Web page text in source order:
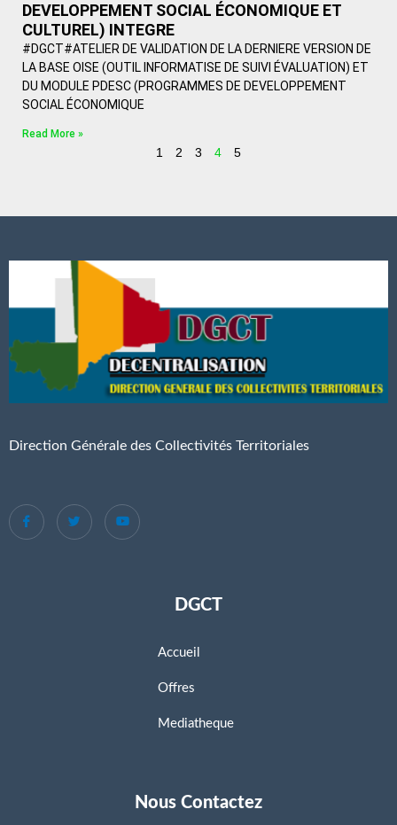
DEVELOPPEMENT SOCIAL ÉCONOMIQUE ET
CULTUREL) INTEGRE
#DGCT#ATELIER DE VALIDATION DE LA DERNIERE VERSION DE
LA BASE OISE (OUTIL INFORMATISE DE SUIVI ÉVALUATION) ET
DU MODULE PDESC (PROGRAMMES DE DEVELOPPEMENT
SOCIAL ÉCONOMIQUE
Read More »
1 2 3 4 5
Direction Générale des Collectivités Territoriales
DGCT
Accueil
Offres
Mediatheque
Nous Contactez